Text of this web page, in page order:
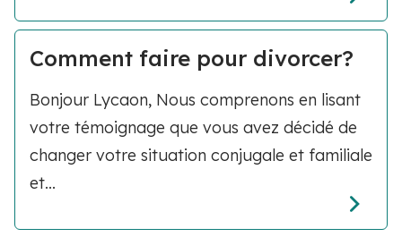
Comment faire pour divorcer?
Bonjour Lycaon, Nous comprenons en lisant
votre témoignage que vous avez décidé de
changer votre situation conjugale et familiale
et...